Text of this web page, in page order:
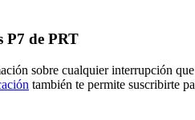
P7 de PRT
sobre cualquier interrupción
también te permite suscribirte